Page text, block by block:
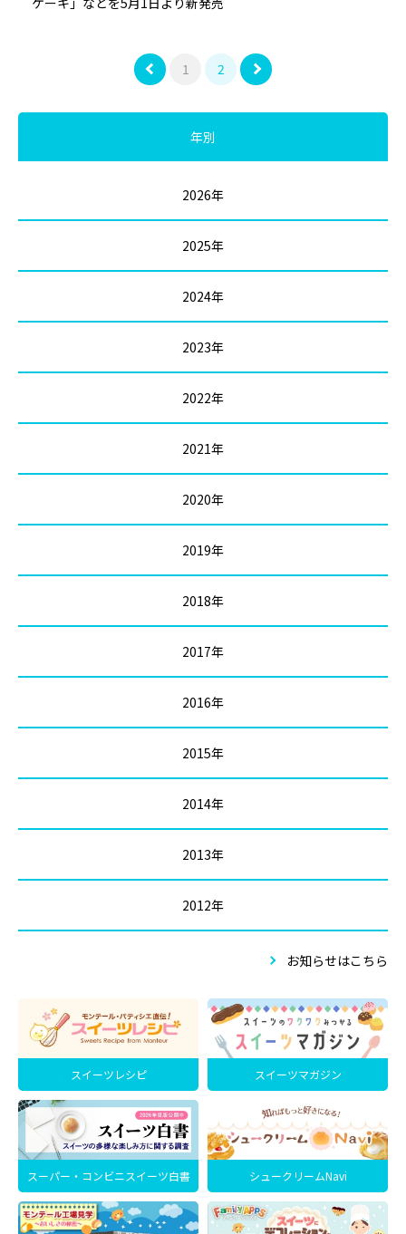
1 2
年別
2026年
2025年
2024年
2023年
2022年
2021年
2020年
2019年
2018年
2017年
2016年
2015年
2014年
2013年
2012年
お知らせはこちら
スイーツレシピ スイーツマガジン
スーパー・コンビニスイーツ白書 シュークリームNavi